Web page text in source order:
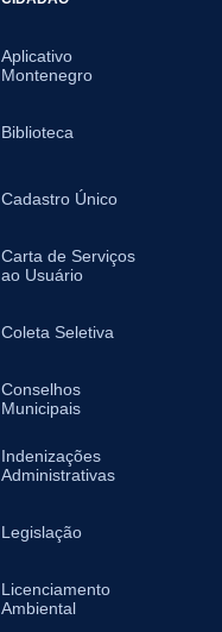
Aplicativo
Montenegro
Biblioteca
Cadastro Único
Carta de Serviços
ao Usuário
Coleta Seletiva
Conselhos
Municipais
Indenizações
Administrativas
Legislação
Licenciamento
Ambiental